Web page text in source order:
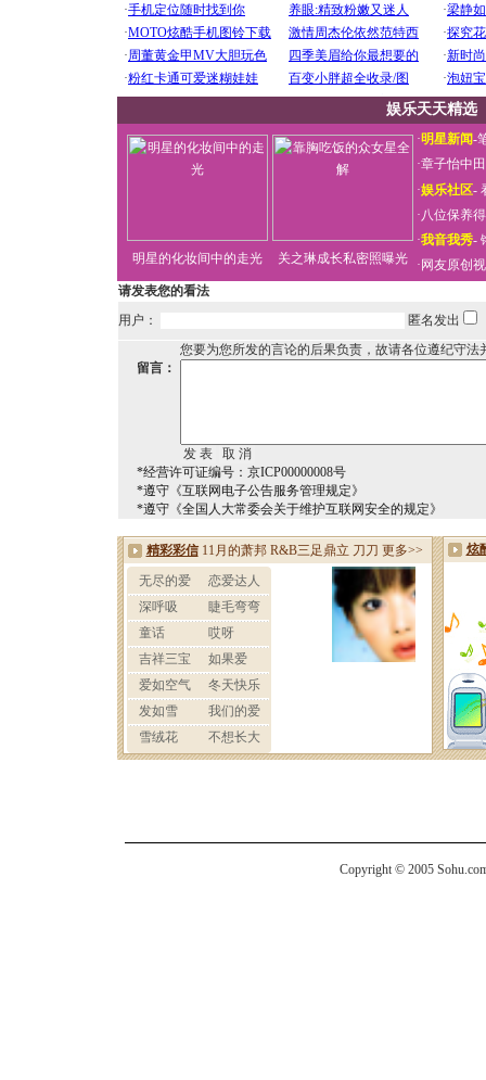
娱乐天天精选
明星的化妆间中的走光 关之琳成长私密照曝光
·明星新闻-
·章子怡中
·娱乐社区-
·八位保养
·我音我秀-
· 网友原创
请发表您的看法
用户：
匿名发出
您要为您所发的言论的后果负责，故请各位遵纪守法
留言：
*经营许可证编号：京ICP00000008号
*遵守《互联网电子公告服务管理规定》
*遵守《全国人大常委会关于维护互联网安全的规定》
Copyright © 2005